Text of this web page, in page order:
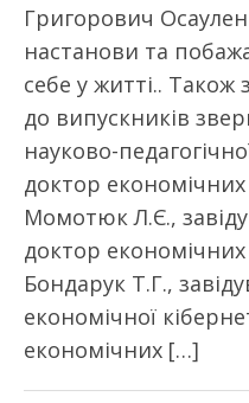
Григорович
настанови та
себе у житті..
до випускників
науково-
доктор
Момотюк Л.Є.,
доктор
Бондарук Т.Г.,
економічної
економічних […]